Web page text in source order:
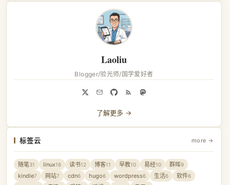
Laoliu
Blogger/验光师/国学爱好者
了解更多 →
标签云 more →
随笔31 linux16 读书12 博客11 早教10 易经10 群晖9
kindle7 网站7 cdn6 hugo6 wordpress6 生活6 软件6